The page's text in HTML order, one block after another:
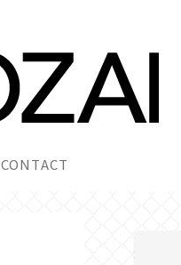
CONTACT